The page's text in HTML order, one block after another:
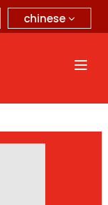
chinese